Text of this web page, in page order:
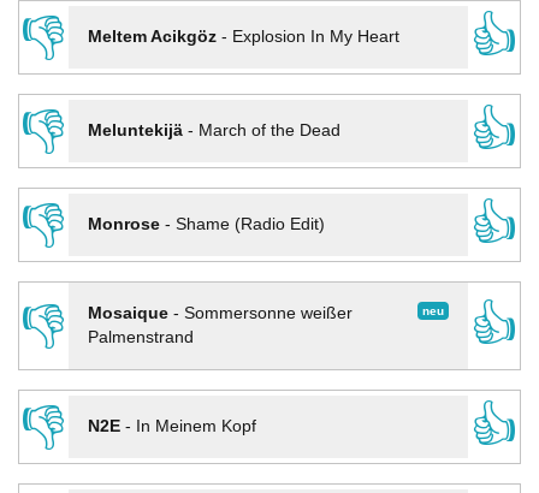
👎
Meltem Acikgöz- Explosion In My Heart
👍
👎
Meluntekijä- March of the Dead
👍
👎
Monrose- Shame (Radio Edit)
👍
👎
neu
Mosaique- Sommersonne weißer
Palmenstrand
👍
👎
N2E- In Meinem Kopf
👍